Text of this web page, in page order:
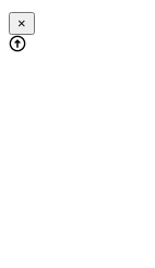
×